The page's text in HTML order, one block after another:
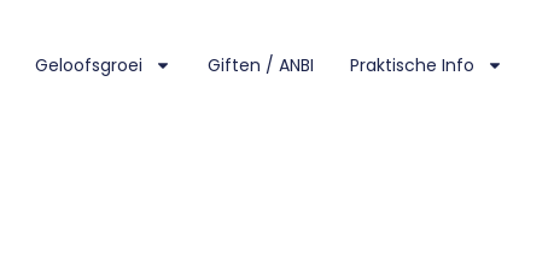
Geloofsgroei Giften / ANBI Praktische Info